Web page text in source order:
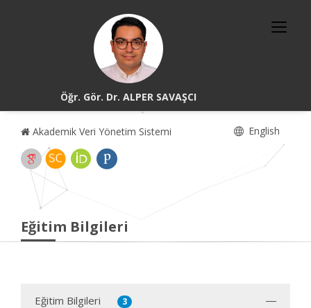
Öğr. Gör. Dr. ALPER SAVAŞCI
Akademik Veri Yönetim Sistemi English
Eğitim Bilgileri
Eğitim Bilgileri 3